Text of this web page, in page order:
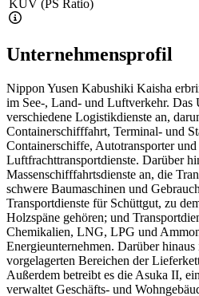
KUV (PS Ratio)
Unternehmensprofil
Nippon Yusen Kabushiki Kaisha
im See-, Land- und Luftverkehr. Das
verschiedene Logistikdienste an,
Containerschifffahrt, Terminal- und
Containerschiffe, Autotransporter
Luftfrachttransportdienste. Darüber
Massenschifffahrtsdienste an, die
schwere Baumaschinen und
Transportdienste für Schüttgut, zu
Holzspäne gehören; und
Chemikalien, LNG, LPG und
Energieunternehmen. Darüber
vorgelagerten Bereichen der
Außerdem betreibt es die Asuka II,
verwaltet Geschäfts- und